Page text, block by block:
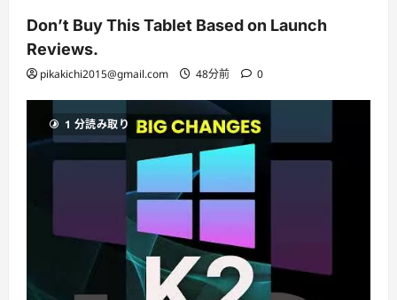
Don’t Buy This Tablet Based on Launch
Reviews.
pikakichi2015@gmail.com 48分前 0
1 分読み取り